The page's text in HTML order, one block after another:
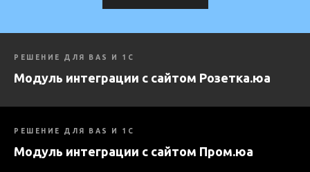
РЕШЕНИЕ ДЛЯ BAS И 1С
Модуль интеграции с сайтом Розетка.юа
РЕШЕНИЕ ДЛЯ BAS И 1С
Модуль интеграции с сайтом Пром.юа